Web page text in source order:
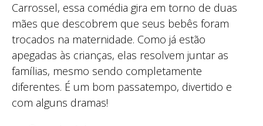
Carrossel, essa comédia gira em torno de duas
mães que descobrem que seus bebês foram
trocados na maternidade. Como já estão
apegadas às crianças, elas resolvem juntar as
famílias, mesmo sendo completamente
diferentes. É um bom passatempo, divertido e
com alguns dramas!